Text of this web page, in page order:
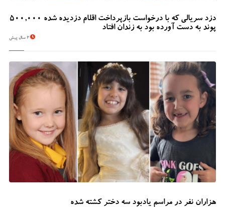
دزد سریالی که با درخواست بازپرداخت اقلام دزدیده شده 500,000
پوند به دست آورده بود به زندان افتاد
2 سال پیش
هزاران نفر در مراسم یادبود سه دختر کشته شده